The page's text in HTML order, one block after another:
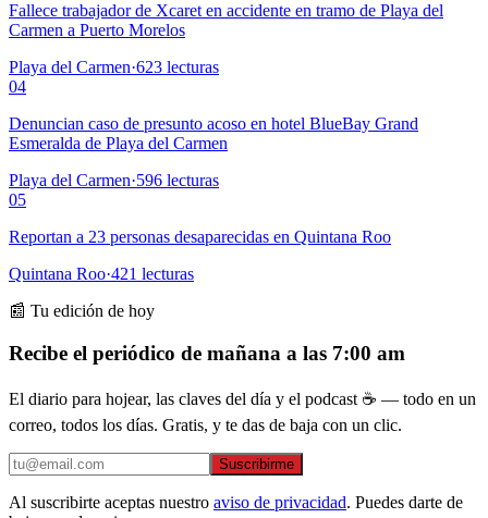
Fallece trabajador de Xcaret en accidente en tramo de Playa del
Carmen a Puerto Morelos
Playa del Carmen·623 lecturas
04
Denuncian caso de presunto acoso en hotel BlueBay Grand
Esmeralda de Playa del Carmen
Playa del Carmen·596 lecturas
05
Reportan a 23 personas desaparecidas en Quintana Roo
Quintana Roo·421 lecturas
📰 Tu edición de hoy
Recibe el periódico de mañana a las 7:00 am
El diario para hojear, las claves del día y el podcast ☕ — todo en un
correo, todos los días. Gratis, y te das de baja con un clic.
Suscribirme
Al suscribirte aceptas nuestro aviso de privacidad. Puedes darte de